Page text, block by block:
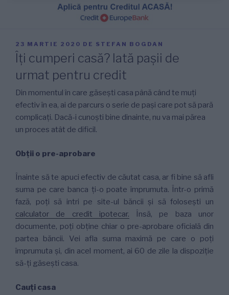
PUBLICAT
PE
23 MARTIE 2020 DE STEFAN BOGDAN
Îți cumperi casă? Iată pașii de
urmat pentru credit
Din momentul în care găsești casa până când te muți
efectiv în ea, ai de parcurs o serie de pași care pot să pară
complicați. Dacă-i cunoști bine dinainte, nu va mai părea
un proces atât de dificil.
Obții o pre-aprobare
Înainte să te apuci efectiv de căutat casa, ar fi bine să afli
suma pe care banca ți-o poate împrumuta. Într-o primă
fază, poți să intri pe site-ul băncii și să folosești un
calculator de credit ipotecar.
Însă, pe baza unor
documente, poți obține chiar o pre-aprobare oficială din
partea băncii. Vei afla suma maximă pe care o poți
împrumuta și, din acel moment, ai 60 de zile la dispoziție
să-ți găsești casa.
Cauți casa